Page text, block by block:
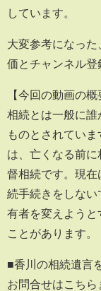
しています。
大変参考になっ
価とチャンネル登
【今回の動画の概
相続とは一般に
ものとされてい
は、亡くなる前
督相続です。現
続手続きをしな
有者を変えようと
ことがあります。
■香川の相続遺言
お問合せはこちら